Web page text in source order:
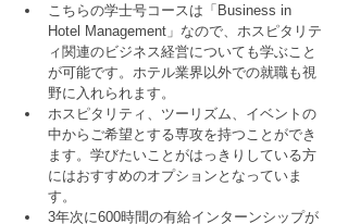
こちらの学士号コースは「Business in
Hotel Management」なので、ホスピタリテ
ィ関連のビジネス経営についても学ぶこと
が可能です。ホテル業界以外での就職も視
野に入れられます。
ホスピタリティ、ツーリズム、イベントの
中からご希望とする専攻を持つことができ
ます。学びたいことがはっきりしている方
にはおすすめのオプションとなっていま
す。
3年次に600時間の有給インターンシップが